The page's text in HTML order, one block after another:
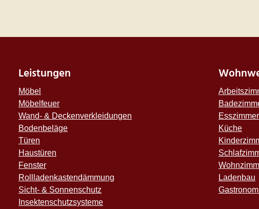
Leistungen
Möbel
Möbelfeuer
Wand- & Deckenverkleidungen
Bodenbeläge
Türen
Haustüren
Fenster
Rollladenkastendämmung
Sicht- & Sonnenschutz
Insektenschutzsysteme
Esszimmer
Küche
Ladenbau